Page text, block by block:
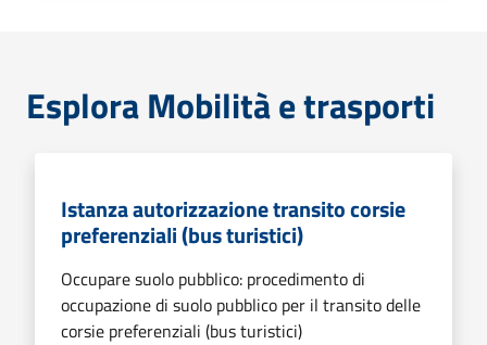
Esplora Mobilità e trasporti
Istanza autorizzazione transito corsie
preferenziali (bus turistici)
Occupare suolo pubblico: procedimento di
occupazione di suolo pubblico per il transito delle
corsie preferenziali (bus turistici)